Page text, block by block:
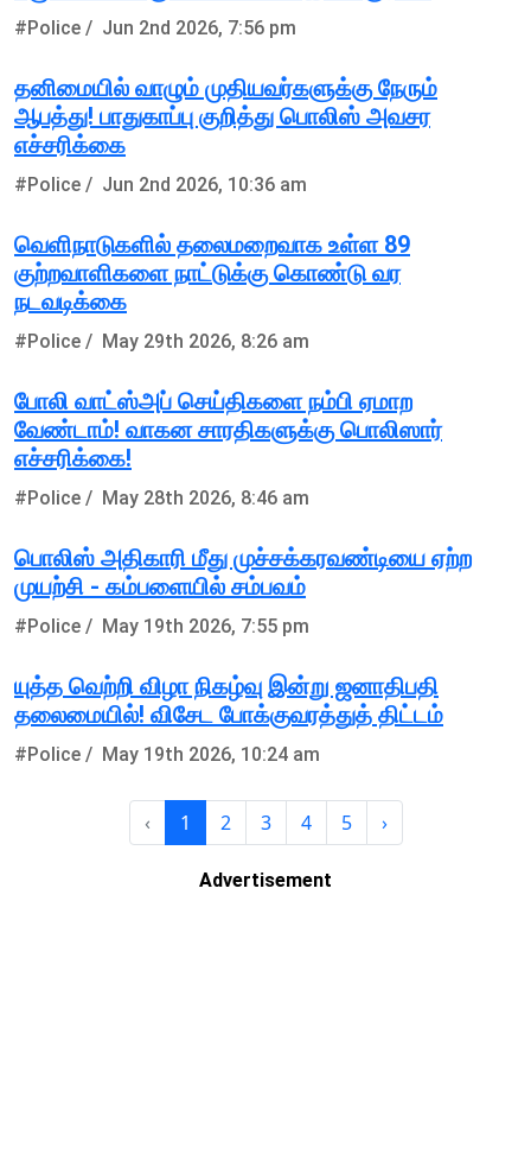
#Police / Jun 2nd 2026, 7:56 pm
தனிமையில் வாழும் முதியவர்களுக்கு நேரும்
ஆபத்து! பாதுகாப்பு குறித்து பொலிஸ் அவசர
எச்சரிக்கை
#Police / Jun 2nd 2026, 10:36 am
வெளிநாடுகளில் தலைமறைவாக உள்ள 89
குற்றவாளிகளை நாட்டுக்கு கொண்டு வர
நடவடிக்கை
#Police / May 29th 2026, 8:26 am
போலி வாட்ஸ்அப் செய்திகளை நம்பி ஏமாற
வேண்டாம்! வாகன சாரதிகளுக்கு பொலிஸார்
எச்சரிக்கை!
#Police / May 28th 2026, 8:46 am
பொலிஸ் அதிகாரி மீது முச்சக்கரவண்டியை ஏற்ற
முயற்சி - கம்பளையில் சம்பவம்
#Police / May 19th 2026, 7:55 pm
யுத்த வெற்றி விழா நிகழ்வு இன்று ஜனாதிபதி
தலைமையில்! விசேட போக்குவரத்துத் திட்டம்
#Police / May 19th 2026, 10:24 am
‹ 1 2 3 4 5 ›
Advertisement